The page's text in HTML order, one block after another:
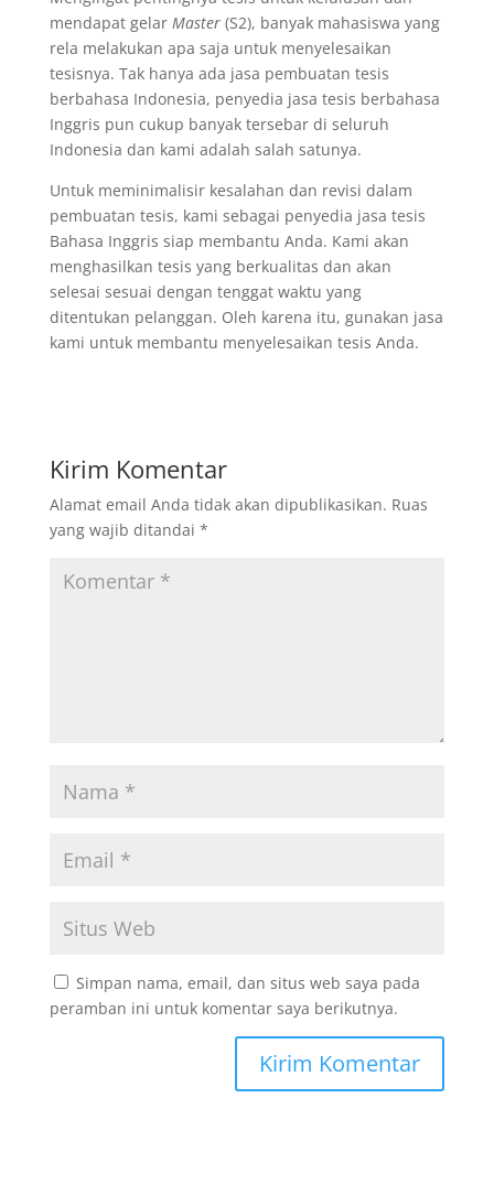
mendapat gelar Master(S2), banyak mahasiswa yang
rela melakukan apa saja untuk menyelesaikan
tesisnya. Tak hanya ada jasa pembuatan tesis
berbahasa Indonesia, penyedia jasa tesis berbahasa
Inggris pun cukup banyak tersebar di seluruh
Indonesia dan kami adalah salah satunya.
Untuk meminimalisir kesalahan dan revisi dalam
pembuatan tesis, kami sebagai penyedia jasa tesis
Bahasa Inggris siap membantu Anda. Kami akan
menghasilkan tesis yang berkualitas dan akan
selesai sesuai dengan tenggat waktu yang
ditentukan pelanggan. Oleh karena itu, gunakan jasa
kami untuk membantu menyelesaikan tesis Anda.
Kirim Komentar
Alamat email Anda tidak akan dipublikasikan. Ruas
yang wajib ditandai *
Simpan nama, email, dan situs web saya pada
peramban ini untuk komentar saya berikutnya.